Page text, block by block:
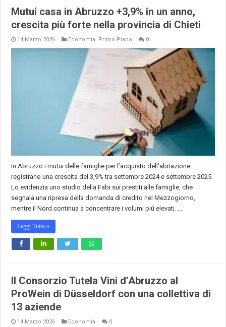
Mutui casa in Abruzzo +3,9% in un anno,
crescita più forte nella provincia di Chieti
14 Marzo 2026 Economia, Primo Piano 0
In Abruzzo i mutui delle famiglie per l’acquisto dell’abitazione
registrano una crescita del 3,9% tra settembre 2024 e settembre 2025.
Lo evidenzia uno studio della Fabi sui prestiti alle famiglie, che
segnala una ripresa della domanda di credito nel Mezzogiorno,
mentre il Nord continua a concentrare i volumi più elevati. …
Leggi Tutto »
Il Consorzio Tutela Vini d’Abruzzo al
ProWein di Düsseldorf con una collettiva di
13 aziende
14 Marzo 2026 Economia 0